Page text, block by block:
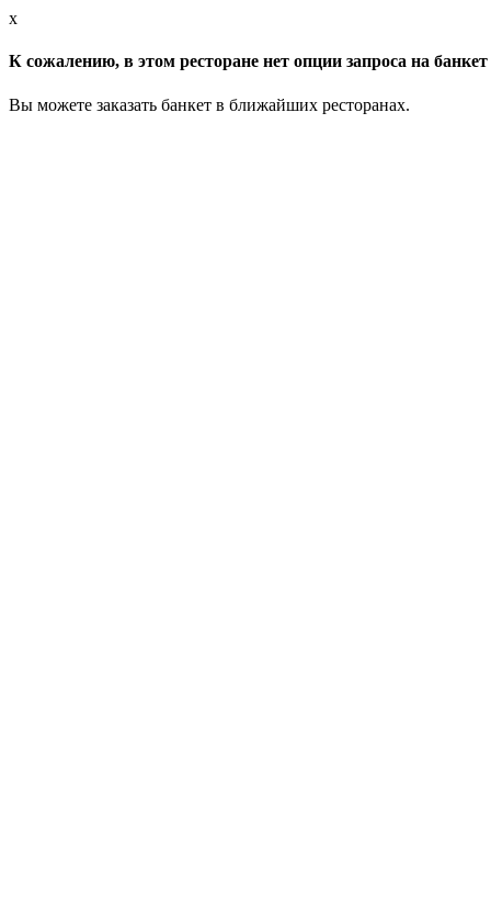
x
К сожалению, в этом ресторане нет опции запроса на
Вы можете заказать банкет в ближайших ресторанах.